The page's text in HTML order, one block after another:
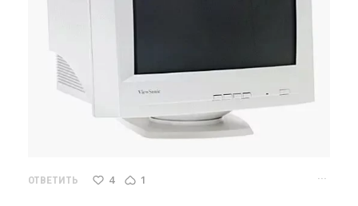
ОТВЕТИТЬ 4 1 ···